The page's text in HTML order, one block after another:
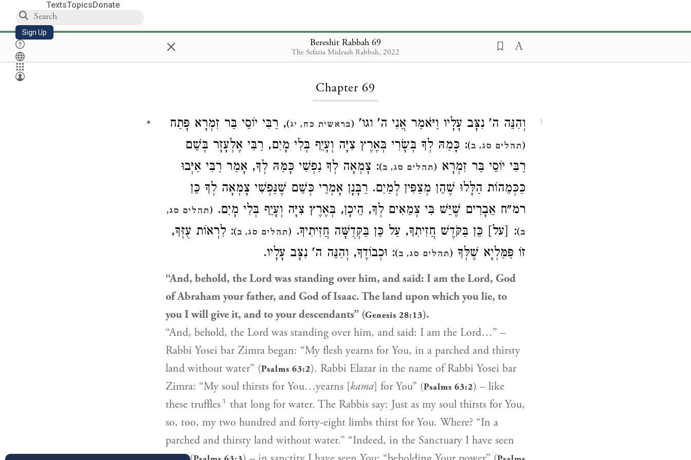
TextsTopicsDonate
Sign Up × Bereshit Rabbah 69
The Sefaria Midrash Rabbah, 2022
Loading...
Chapter 69
1 וְהִנֵּה ה' נִצָּב עָלָיו וַיֹּאמַר אֲנִי ה' וגו' (בראשית כח, יג), רַבִּי יוֹסֵי בַּר זִמְרָא פָּתַח
(תהלים סג, ב): כָּמַהּ לְךָ בְּשָׂרִי בְּאֶרֶץ צִיָּה וְעָיֵף בְּלִי מָיִם, רַבִּי אֶלְעָזָר בְּשֵׁם
רַבִּי יוֹסֵי בַּר זִמְרָא (תהלים סג, ב): צָמְאָה לְךָ נַפְשִׁי כָּמַּהּ לְךָ, אָמַר רַבִּי אַיְּבוּ
כַּכְּמֵהוֹת הַלָּלוּ שֶׁהֵן מְצַפִּין לְמַיִם. רַבָּנָן אָמְרֵי כְּשֵׁם שֶׁנַּפְשִׁי צָמְאָה לְךָ כֵּן
רמ"ח אֵבָרִים שֶׁיֵּשׁ בִּי צְמֵאִים לְךָ, הֵיכָן, בְּאֶרֶץ צִיָּה וְעָיֵף בְּלִי מָיִם. (תהלים סג,
ב): [על] כֵּן בַּקֹּדֶשׁ חֲזִיתִךָ, עַל כֵּן בַּקְּדֻשָּׁה חֲזִיתִיךָ. (תהלים סג, ב): לִרְאוֹת עֻזְּךָ,
זוֹ פַּמַּלְיָא שֶׁלְּךָ (תהלים סג, ב): וּכְבוֹדֶךָ, וְהִנֵּה ה' נִצָּב עָלָיו.
“And, behold, the Lord was standing over him, and said: I am the Lord, God
of Abraham your father, and God of Isaac. The land upon which you lie, to
you I will give it, and to your descendants” (Genesis 28:13).
“And, behold, the Lord was standing over him, and said: I am the Lord…” –
Rabbi Yosei bar Zimra began: “My flesh yearns for You, in a parched and thirsty
land without water” (Psalms 63:2). Rabbi Elazar in the name of Rabbi Yosei bar
Zimra: “My soul thirsts for You…yearns [kama] for You” (Psalms 63:2) – like
these truffles 1 that long for water. The Rabbis say: Just as my soul thirsts for You,
so, too, my two hundred and forty-eight limbs thirst for You. Where? “In a
parched and thirsty land without water.” “Indeed, in the Sanctuary I have seen